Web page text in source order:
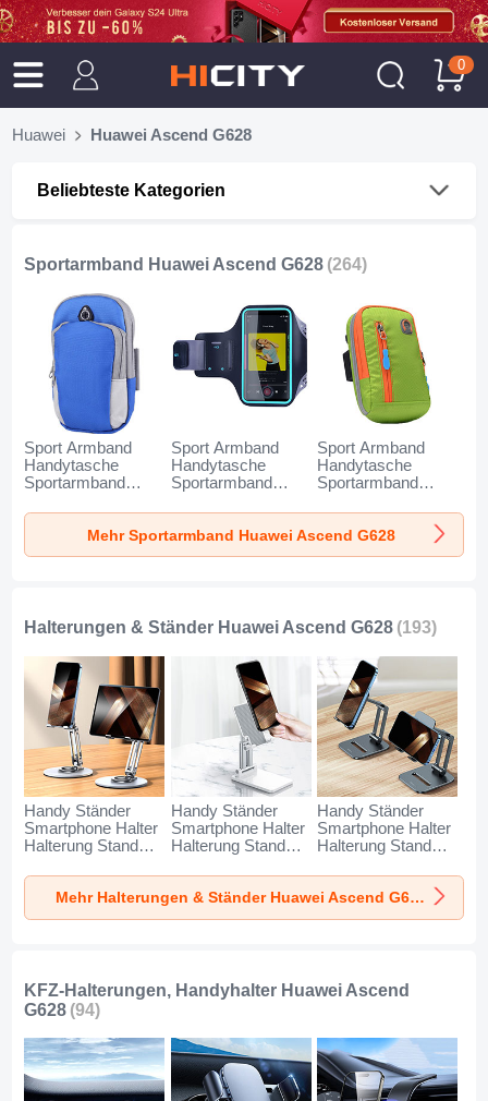
0
Huawei Huawei Ascend G628
Beliebteste Kategorien
Sportarmband Huawei Ascend G628 (264)
Sport Armband
Handytasche
Sportarmband
Universal A11 für
Huawei Ascend
G628 Blau
Sport Armband
Handytasche
Sportarmband
Universal G03 für
Huawei Ascend
G628 Schwarz
Sport Armband
Handytasche
Sportarmband
Universal A10 für
Huawei Ascend
G628 Grün
Mehr Sportarmband Huawei Ascend G628
Halterungen & Ständer Huawei Ascend G628 (193)
Handy Ständer
Smartphone Halter
Halterung Stand
Huawei Ascend
G628 Silber
Handy Ständer
Smartphone Halter
Halterung Stand
Huawei Ascend
G628 Weiß
Handy Ständer
Smartphone Halter
Halterung Stand
Huawei Ascend
G628 Schwarz
Mehr Halterungen & Ständer Huawei Ascend G628
KFZ-Halterungen, Handyhalter Huawei Ascend
G628 (94)